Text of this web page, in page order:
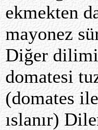
ekmekten
mayonez
Diğer
domatesi
(domates
ıslanır)